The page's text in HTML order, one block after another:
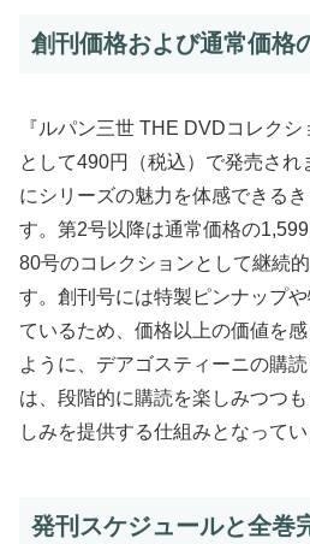
創刊価格および通常価格
『ルパン三世 THE DVDコレク
として490円（税込）で発売され
にシリーズの魅力を体感できる
す。第2号以降は通常価格の
80号のコレクションとして継続
す。創刊号には特製ピンナップ
ているため、価格以上の価値を
ように、デアゴスティーニの購
は、段階的に購読を楽しみつつ
しみを提供する仕組みとなってい
発刊スケジュールと全巻